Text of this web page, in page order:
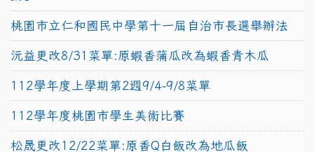
桃園市立仁和國民中學第十一屆自治市長選舉辦法
沅益更改8/31菜單:原蝦香蒲瓜改為蝦香青木瓜
112學年度上學期第2週9/4-9/8菜單
112學年度桃園市學生美術比賽
松晟更改12/22菜單:原香Q白飯改為地瓜飯